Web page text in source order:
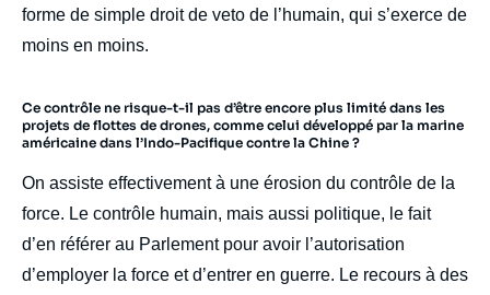
forme de simple droit de veto de l’humain, qui s’exerce de
moins en moins.
Ce contrôle ne risque-t-il pas d’être encore plus limité dans les
projets de flottes de drones, comme celui développé par la marine
américaine dans l’Indo-Pacifique contre la Chine ?
On assiste effectivement à une érosion du contrôle de la
force. Le contrôle humain, mais aussi politique, le fait
d’en référer au Parlement pour avoir l’autorisation
d’employer la force et d’entrer en guerre. Le recours à des